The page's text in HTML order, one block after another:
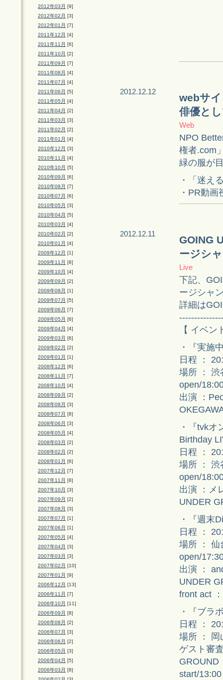
2012年03月 [9]
2012年02月 [3]
2012年01月 [7]
2011年12月 [4]
2011年11月 [6]
2011年10月 [2]
2011年09月 [7]
2011年08月 [4]
2011年07月 [4]
2011年06月 [5]
2011年05月 [4]
2011年04月 [2]
2011年03月 [3]
2011年02月 [2]
2011年01月 [4]
2010年12月 [3]
2010年11月 [4]
2010年10月 [5]
2010年09月 [6]
2010年08月 [7]
2010年07月 [6]
2010年05月 [3]
2010年04月 [5]
2010年03月 [4]
2010年02月 [2]
2010年01月 [4]
2009年12月 [1]
2009年11月 [8]
2009年10月 [4]
2009年09月 [2]
2009年08月 [1]
2009年07月 [5]
2009年06月 [7]
2009年05月 [6]
2009年04月 [4]
2009年03月 [6]
2009年02月 [2]
2009年01月 [1]
2008年12月 [6]
2008年11月 [7]
2008年10月 [4]
2008年09月 [2]
2008年08月 [3]
2008年07月 [8]
2008年06月 [3]
2008年05月 [4]
2008年03月 [2]
2008年02月 [2]
2008年01月 [6]
2007年12月 [7]
2007年11月 [8]
2007年10月 [3]
2007年09月 [2]
2007年08月 [3]
2007年07月 [1]
2007年06月 [1]
2007年05月 [4]
2007年04月 [3]
2007年03月 [3]
2007年02月 [10]
2007年01月 [9]
2006年12月 [13]
2006年11月 [7]
2006年10月 [11]
2006年09月 [8]
2006年08月 [2]
2006年07月 [3]
2006年06月 [2]
2006年05月 [3]
2006年04月 [5]
2006年03月 [8]
2012.12.12
webサ
俳優と
Web
NPO
権者.com
緑の服が
・「迷え
・PR動画
2012.12.11
GOING
ージシ
Live
下記、
ージシャ
詳細は
【 イベン
・『実施
日程 ：
場所 ： 渋
open/
出演 ：
・『tvkオ
Birthday
日程 ：
場所 ： 渋
open/
出演 ：メ
UNDER
・『週末
日程 ：
場所 ： 仙
open/
出演 ：
UNDER
front act
・『ブラ
日程 ：
場所 ： 岡
ゲスト審
GROUND
start/13:00